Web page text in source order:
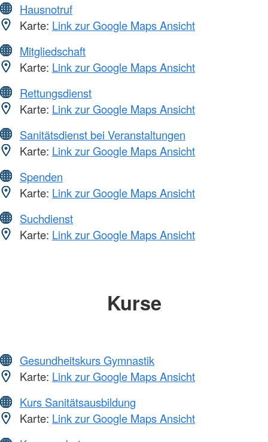
Hausnotruf
Karte: Link zur Google Maps Ansicht
Mitgliedschaft
Karte: Link zur Google Maps Ansicht
Rettungsdienst
Karte: Link zur Google Maps Ansicht
Sanitätsdienst bei Veranstaltungen
Karte: Link zur Google Maps Ansicht
Spenden
Karte: Link zur Google Maps Ansicht
Suchdienst
Karte: Link zur Google Maps Ansicht
Kurse
Gesundheitskurs Gymnastik
Karte: Link zur Google Maps Ansicht
Kurs Sanitätsausbildung
Karte: Link zur Google Maps Ansicht